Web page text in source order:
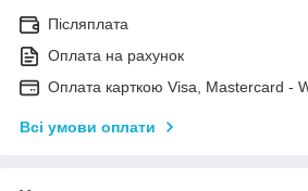
Післяплата
Оплата на рахунок
Оплата карткою Visa, Mastercard -
Всі умови оплати